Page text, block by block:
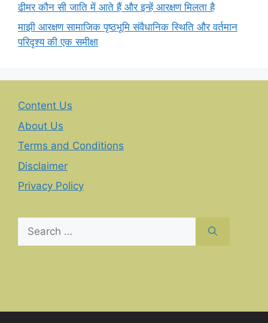
ढीमर कौन सी जाति में आते हैं और इन्हें आरक्षण मिलता है
माझी आरक्षण सामाजिक पृष्ठभूमि संवैधानिक स्थिति और वर्तमान
परिदृश्य की एक समीक्षा
Content Us
About Us
Terms and Conditions
Disclaimer
Privacy Policy
Search
for: